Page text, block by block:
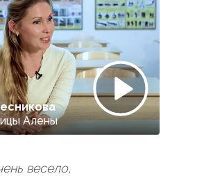
Алены
весело,